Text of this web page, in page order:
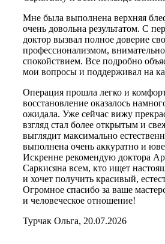
Мне была выполнена верхняя
очень довольна результатом. С
доктор вызвал полное доверие
профессионализмом,
спокойствием. Все подробно
мои вопросы и поддерживал на
Операция прошла легко и
восстановление оказалось
ожидала. Уже сейчас вижу
взгляд стал более открытым и
выглядит максимально
выполнена очень аккуратно и
Искренне рекомендую доктора
Саркисяна всем, кто ищет
и хочет получить красивый,
Огромное спасибо за ваше
и человеческое отношение!
Турчак Ольга, 20.07.2026